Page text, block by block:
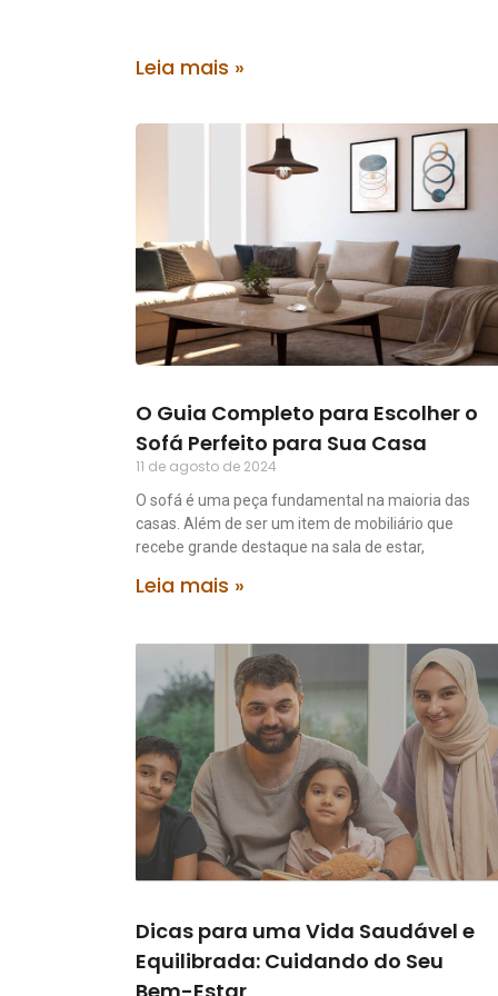
Leia mais »
O Guia Completo para Escolher o
Sofá Perfeito para Sua Casa
11 de agosto de 2024
O sofá é uma peça fundamental na maioria das
casas. Além de ser um item de mobiliário que
recebe grande destaque na sala de estar,
Leia mais »
Dicas para uma Vida Saudável e
Equilibrada: Cuidando do Seu